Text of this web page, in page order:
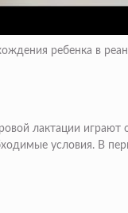
ребенка в
лактации
условия. В